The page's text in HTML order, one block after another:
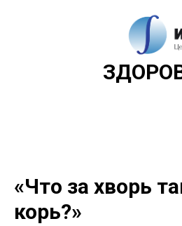
«Что за хворь
корь?»